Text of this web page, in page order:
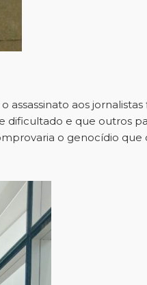
aos
e que outros
o genocídio que